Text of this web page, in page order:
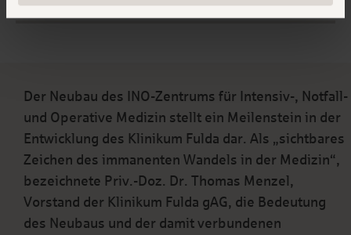
Der Neubau des INO-Zentrums für Intensiv-, Notfall-
und Operative Medizin stellt ein Meilenstein in der
Entwicklung des Klinikum Fulda dar. Als „sichtbares
Zeichen des immanenten Wandels in der Medizin“,
bezeichnete Priv.-Doz. Dr. Thomas Menzel,
Vorstand der Klinikum Fulda gAG, die Bedeutung
des Neubaus und der damit verbundenen